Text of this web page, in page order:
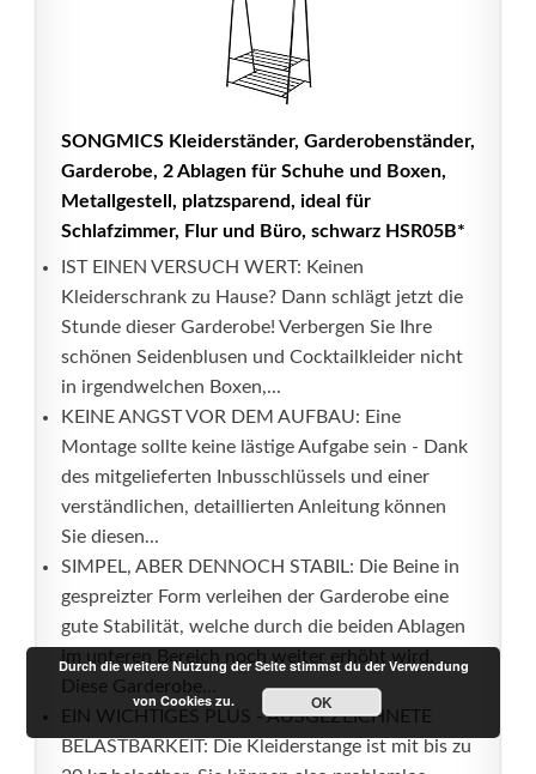
SONGMICS Kleiderständer, Garderobenständer,
Garderobe, 2 Ablagen für Schuhe und Boxen,
Metallgestell, platzsparend, ideal für
Schlafzimmer, Flur und Büro, schwarz HSR05B*
IST EINEN VERSUCH WERT: Keinen
Kleiderschrank zu Hause? Dann schlägt jetzt die
Stunde dieser Garderobe! Verbergen Sie Ihre
schönen Seidenblusen und Cocktailkleider nicht
in irgendwelchen Boxen,...
KEINE ANGST VOR DEM AUFBAU: Eine
Montage sollte keine lästige Aufgabe sein - Dank
des mitgelieferten Inbusschlüssels und einer
verständlichen, detaillierten Anleitung können
Sie diesen...
SIMPEL, ABER DENNOCH STABIL: Die Beine in
gespreizter Form verleihen der Garderobe eine
gute Stabilität, welche durch die beiden Ablagen
im unteren Bereich noch weiter erhöht wird.
Diese Garderobe...
EIN WICHTIGES PLUS - AUSGEZEICHNETE
BELASTBARKEIT: Die Kleiderstange ist mit bis zu
Durch die weitere Nutzung der Seite stimmst du der Verwendung
von Cookies zu.
OK